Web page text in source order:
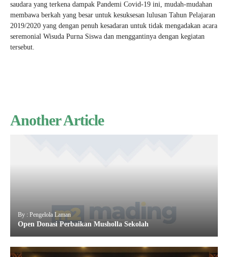
saudara yang terkena dampak Pandemi Covid-19 ini, mudah-mudahan
membawa berkah yang besar untuk kesuksesan lulusan Tahun Pelajaran
2019/2020 yang dengan penuh kesadaran untuk tidak mengadakan acara
seremonial Wisuda Purna Siswa dan menggantinya dengan kegiatan
tersebut.
Another Article
By : Pengelola Laman
Open Donasi Perbaikan Musholla Sekolah